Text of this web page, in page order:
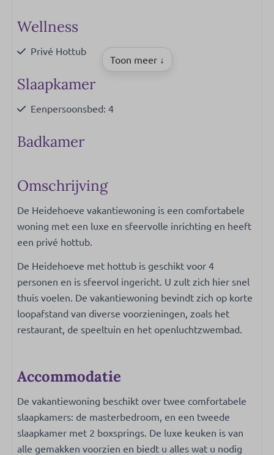
Wellness
Privé Hottub
Slaapkamer
Eenpersoonsbed: 4
Badkamer
Toilet
Wastafel: 1
Keuken
Pannen
Bestek
Eettafel
Borden
Vaatwasser
Vriezer
Keukengerei
Broodrooster
Oven- combi magnetron
Magnetron: Combimagnetron
Toon meer ↓
Omschrijving
De Heidehoeve vakantiewoning is een comfortabele
woning met een luxe en sfeervolle inrichting en heeft
een privé hottub.
De Heidehoeve met hottub is geschikt voor 4
personen en is sfeervol ingericht. U zult zich hier snel
thuis voelen. De vakantiewoning bevindt zich op korte
loopafstand van diverse voorzieningen, zoals het
restaurant, de speeltuin en het openluchtzwembad.
Accommodatie
De vakantiewoning beschikt over twee comfortabele
slaapkamers: de masterbedroom, en een tweede
slaapkamer met 2 boxsprings. De luxe keuken is van
alle gemakken voorzien en biedt u alles wat u nodig